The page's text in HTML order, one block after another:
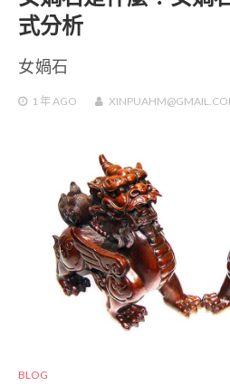
式分析
女媧石
1 年 AGO
BLOG